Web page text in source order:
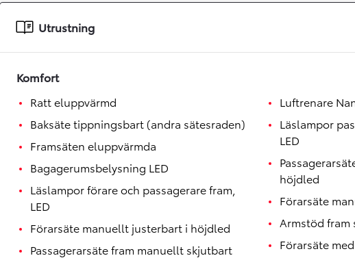
Toyota GR Supra
Utrustning
Komfort
Ratt eluppvärmd
Baksäte tippningsbart (andra sätesraden)
Framsäten eluppvärmda
Bagagerumsbelysning LED
Läslampor förare och passagerare fram,
LED
Förarsäte manuellt justerbart i höjdled
Passagerarsäte fram manuellt skjutbart
Luftrenare
Läslampor
LED
höjdled
Förarsäte
Armstöd fram
Förarsäte